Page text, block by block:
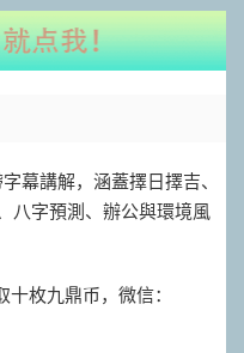
幕講解，涵蓋擇日擇吉、
八字預測、辦公與環境風
枚九鼎币，微信：